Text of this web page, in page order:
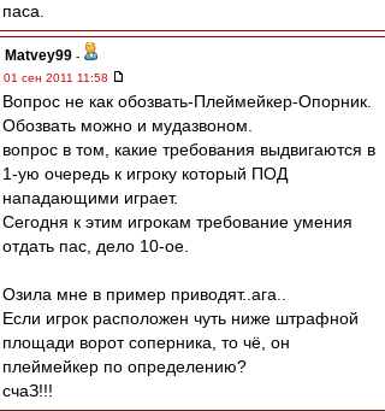
паса.
Matvey99 -
01 сен 2011 11:58
Вопрос не как обозвать-Плеймейкер-Опорник.
Обозвать можно и мудазвоном.
вопрос в том, какие требования выдвигаются в
1-ую очередь к игроку который ПОД
нападающими играет.
Сегодня к этим игрокам требование умения
отдать пас, дело 10-ое.
Озила мне в пример приводят..ага..
Если игрок расположен чуть ниже штрафной
площади ворот соперника, то чё, он
плеймейкер по определению?
счаЗ!!!